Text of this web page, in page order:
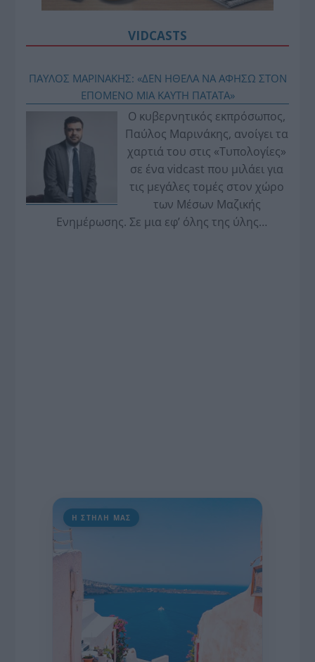
VIDCASTS
ΠΑΥΛΟΣ ΜΑΡΙΝΑΚΗΣ: «ΔΕΝ ΗΘΕΛΑ ΝΑ ΑΦΗΣΩ ΣΤΟΝ
ΕΠΟΜΕΝΟ ΜΙΑ ΚΑΥΤΗ ΠΑΤΑΤΑ»
Ο κυβερνητικός εκπρόσωπος,
Παύλος Μαρινάκης, ανοίγει τα
χαρτιά του στις «Τυπολογίες»
σε ένα vidcast που μιλάει για
τις μεγάλες τομές στον χώρο
των Μέσων Μαζικής
Ενημέρωσης. Σε μια εφ’ όλης της ύλης
Η ΣΤΗΛΗ ΜΑΣ